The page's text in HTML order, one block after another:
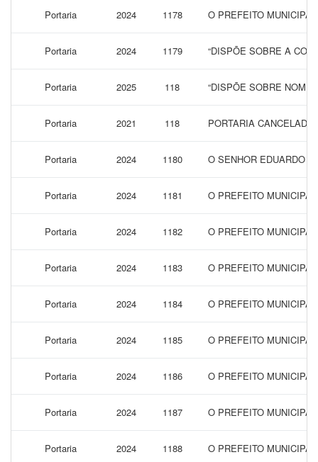
Portaria 2024 1178 O PREFEITO
Portaria 2024 1179 “DISPÕE SOBRE A
Portaria 2025 118 “DISPÕE SOBRE
Portaria 2021 118 PORTARIA CANCELADA
Portaria 2024 1180 O SENHOR EDUARDO
Portaria 2024 1181 O PREFEITO
Portaria 2024 1182 O PREFEITO
Portaria 2024 1183 O PREFEITO
Portaria 2024 1184 O PREFEITO
Portaria 2024 1185 O PREFEITO
Portaria 2024 1186 O PREFEITO
Portaria 2024 1187 O PREFEITO
Portaria 2024 1188 O PREFEITO